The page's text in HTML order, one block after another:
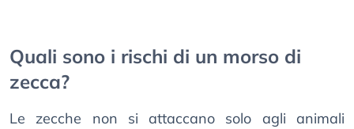
Quali sono i rischi di un morso di
zecca?
Le zecche non si attaccano solo agli animali